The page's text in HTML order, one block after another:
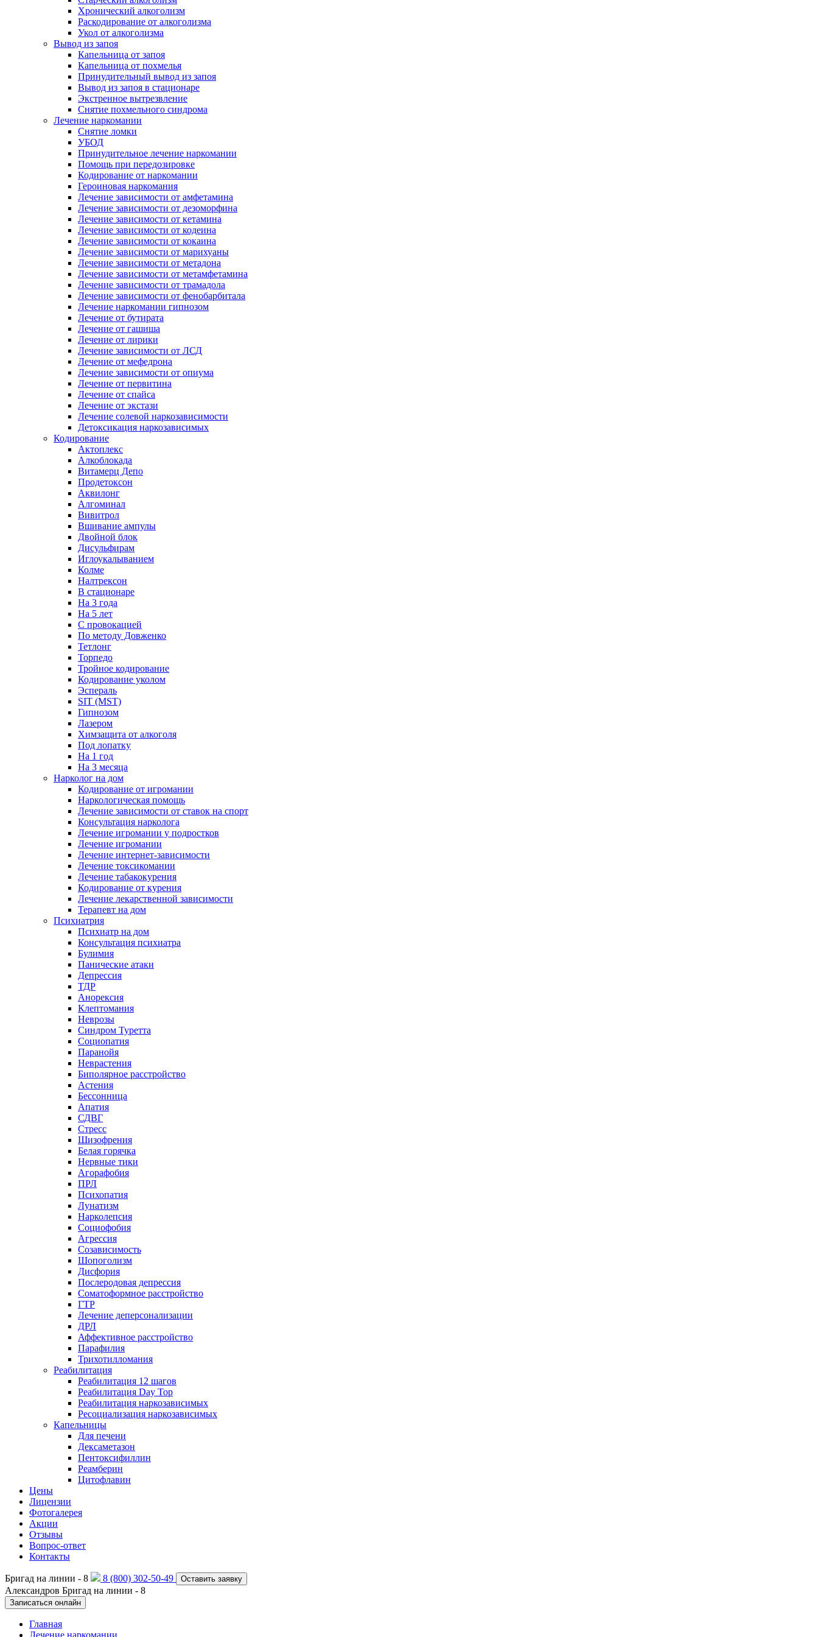
Хронический алкоголизм
Раскодирование от алкоголизма
Укол от алкоголизма
Вывод из запоя
Капельница от запоя
Капельница от похмелья
Принудительный вывод из запоя
Вывод из запоя в стационаре
Экстренное вытрезвление
Снятие похмельного синдрома
Лечение наркомании
Снятие ломки
УБОД
Принудительное лечение наркомании
Помощь при передозировке
Кодирование от наркомании
Героиновая наркомания
Лечение зависимости от амфетамина
Лечение зависимости от дезоморфина
Лечение зависимости от кетамина
Лечение зависимости от кодеина
Лечение зависимости от кокаина
Лечение зависимости от марихуаны
Лечение зависимости от метадона
Лечение зависимости от метамфетамина
Лечение зависимости от трамадола
Лечение зависимости от фенобарбитала
Лечение наркомании гипнозом
Лечение от бутирата
Лечение от гашиша
Лечение от лирики
Лечение зависимости от ЛСД
Лечение от мефедрона
Лечение зависимости от опиума
Лечение от первитина
Лечение от спайса
Лечение от экстази
Лечение солевой наркозависимости
Детоксикация наркозависимых
Кодирование
Актоплекс
Алкоблокада
Витамерц Депо
Продетоксон
Аквилонг
Алгоминал
Вивитрол
Вшивание ампулы
Двойной блок
Дисульфирам
Иглоукалыванием
Колме
Налтрексон
В стационаре
На 3 года
На 5 лет
С провокацией
По методу Довженко
Тетлонг
Торпедо
Тройное кодирование
Кодирование уколом
Эспераль
SIT (MST)
Гипнозом
Лазером
Химзащита от алкоголя
Под лопатку
На 1 год
На 3 месяца
Нарколог на дом
Кодирование от игромании
Наркологическая помощь
Лечение зависимости от ставок на спорт
Консультация нарколога
Лечение игромании у подростков
Лечение игромании
Лечение интернет-зависимости
Лечение токсикомании
Лечение табакокурения
Кодирование от курения
Лечение лекарственной зависимости
Терапевт на дом
Психиатрия
Психиатр на дом
Консультация психиатра
Булимия
Панические атаки
Депрессия
ТДР
Анорексия
Клептомания
Неврозы
Синдром Туретта
Социопатия
Паранойя
Неврастения
Биполярное расстройство
Астения
Бессонница
Апатия
СДВГ
Стресс
Шизофрения
Белая горячка
Нервные тики
Агорафобия
ПРЛ
Психопатия
Лунатизм
Нарколепсия
Социофобия
Агрессия
Созависимость
Шопоголизм
Дисфория
Послеродовая депрессия
Соматоформное расстройство
ГТР
Лечение деперсонализации
ДРЛ
Аффективное расстройство
Парафилия
Трихотилломания
Реабилитация
Реабилитация 12 шагов
Реабилитация Day Top
Реабилитация наркозависимых
Ресоциализация наркозависимых
Капельницы
Для печени
Дексаметазон
Пентоксифиллин
Реамберин
Цитофлавин
Цены
Лицензии
Фотогалерея
Акции
Отзывы
Вопрос-ответ
Контакты
Бригад на линии - 8 8 (800) 302-50-49 Оставить заявку
Александров Бригад на линии - 8
Записаться онлайн
Главная
Лечение наркомании